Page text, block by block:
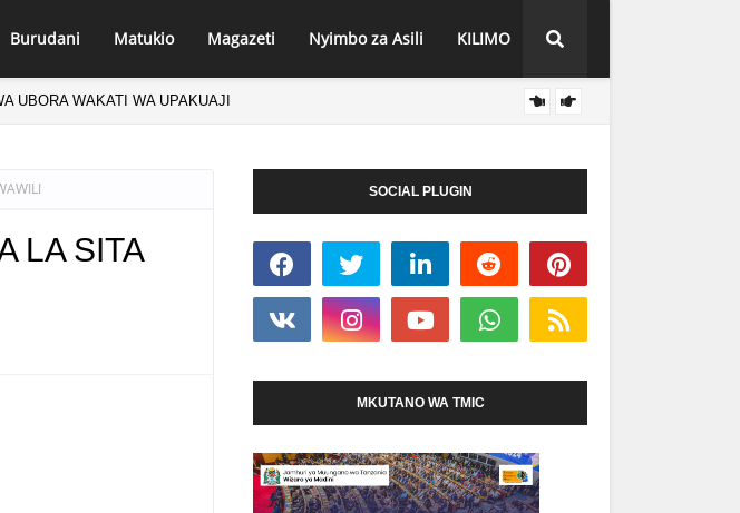
Burudani Matukio Magazeti Nyimbo za Asili KILIMO
LA SITA
SOCIAL PLUGIN
MKUTANO WA TMIC